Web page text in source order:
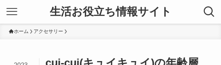
生活お役立ち情報サイト
ホーム アクセサリー